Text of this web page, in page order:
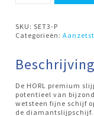
SKU:SET3-P
Categorieën:
Beschrijving
De HORL premium
potentieel van
wetsteen fijne schijf
de diamantslijpschijf.